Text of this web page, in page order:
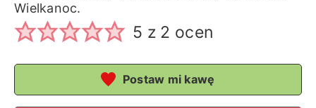
Wielkanoc.
5 z 2 ocen
Postaw mi kawę